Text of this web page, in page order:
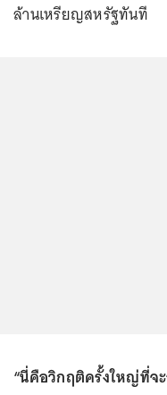
ล้านเหรียญสหรัฐทันที
“นี่คือวิกฤติครั้งใหญ่ที่จ